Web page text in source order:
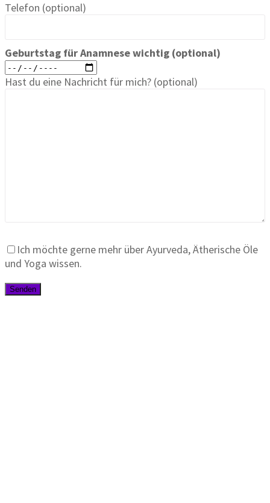
Telefon (optional)
Geburtstag für Anamnese wichtig (optional)
Hast du eine Nachricht für mich? (optional)
Ich möchte gerne mehr über Ayurveda, Ätherische Öle
und Yoga wissen.